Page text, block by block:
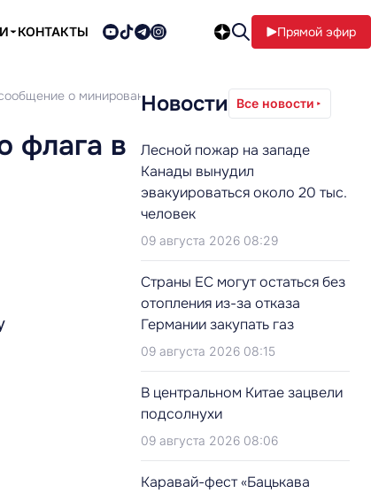
КОНТАКТЫ Прямой эфир
о минировании
флага в
Новости Все новости
Лесной пожар на западе
Канады вынудил
эвакуироваться около 20 тыс.
человек
09 августа 2026 08:29
Страны ЕС могут остаться без
отопления из-за отказа
Германии закупать газ
09 августа 2026 08:15
В центральном Китае зацвели
подсолнухи
09 августа 2026 08:06
Каравай-фест «Бацькава